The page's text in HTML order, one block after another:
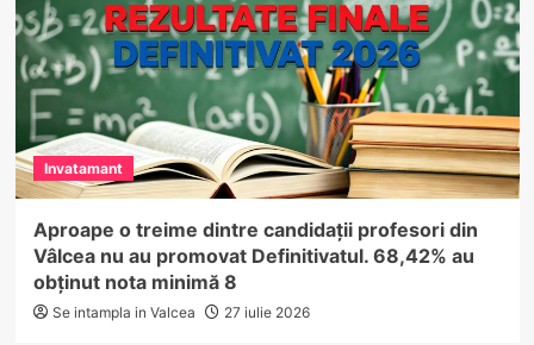
Invatamant
Aproape o treime dintre candidații profesori din
Vâlcea nu au promovat Definitivatul. 68,42% au
obținut nota minimă 8
Se intampla in Valcea 27 iulie 2026